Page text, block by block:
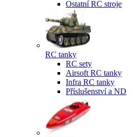
Ostatní RC stroje
RC tanky
RC sety
Airsoft RC tanky
Infra RC tanky
Příslušenství a ND